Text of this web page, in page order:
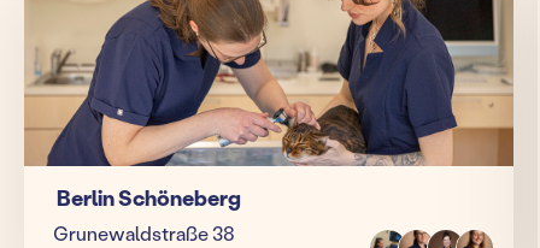
Berlin Schöneberg
Grunewaldstraße 38